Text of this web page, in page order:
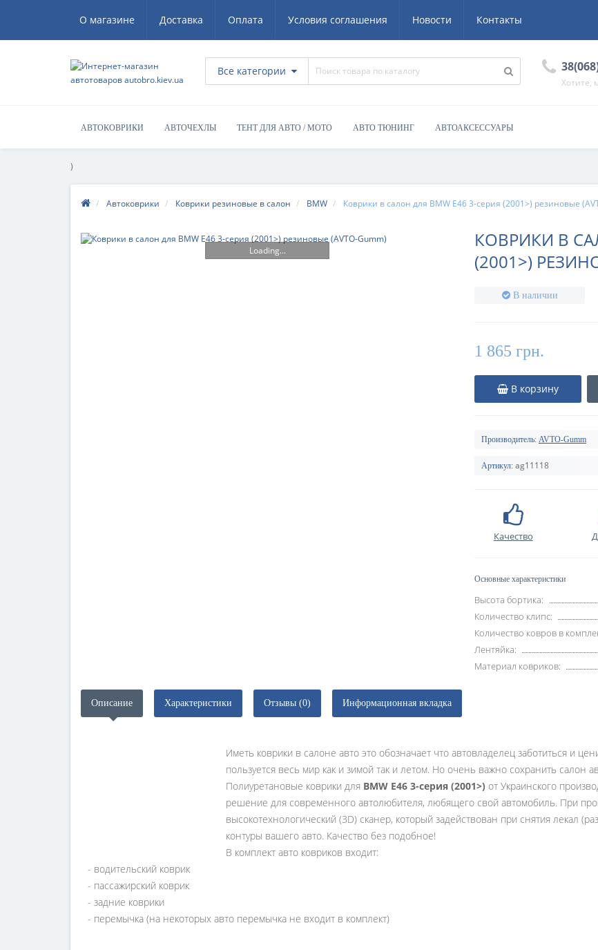
О магазине Доставка Оплата Условия соглашения Новости Контакты
Все категории
Хотите,
АВТОКОВРИКИ АВТОЧЕХЛЫ ТЕНТ ДЛЯ АВТО / МОТО АВТО ТЮНИНГ АВТОАКСЕССУАРЫ
)
Автоковрики Коврики резиновые в салон BMW Коврики в салон для BMW E46 3-серия (2001>) резиновые
Loading...
КОВРИКИ В
(2001>)
В наличии
1 865 грн.
В корзину
Производитель: AVTO-Gumm
Артикул: ag11118
Качество
Основные характеристики
Высота бортика:
Количество клипс:
Количество ковров в
Лентяйка:
Материал ковриков:
Описание Характеристики Отзывы (0) Информационная вкладка
Иметь коврики в салоне авто это обозначает что автовладелец заботиться и
пользуется весь мир как и зимой так и летом. Но очень важно сохранить салон
Полиуретановые коврики для BMW E46 3-серия (2001>) от Украинского
решение для современного автолюбителя, любящего свой автомобиль. При
высокотехнологический (3D) сканер, который задействован при снятия лекал
контуры вашего авто. Качество без подобное!
В комплект авто ковриков входит:
- водительский коврик
- пассажирский коврик
- задние коврики
- перемычка (на некоторых авто перемычка не входит в комплект)